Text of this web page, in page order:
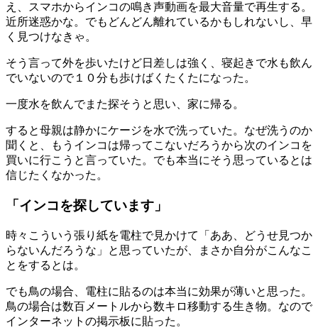
え、スマホからインコの鳴き声動画を最大音量で再生する。
近所迷惑かな。でもどんどん離れているかもしれないし、早
く見つけなきゃ。
そう言って外を歩いたけど日差しは強く、寝起きで水も飲ん
でいないので１０分も歩けばくたくたになった。
一度水を飲んでまた探そうと思い、家に帰る。
すると母親は静かにケージを水で洗っていた。なぜ洗うのか
聞くと、もうインコは帰ってこないだろうから次のインコを
買いに行こうと言っていた。でも本当にそう思っているとは
信じたくなかった。
「インコを探しています」
時々こういう張り紙を電柱で見かけて「ああ、どうせ見つか
らないんだろうな」と思っていたが、まさか自分がこんなこ
とをするとは。
でも鳥の場合、電柱に貼るのは本当に効果が薄いと思った。
鳥の場合は数百メートルから数キロ移動する生き物。なので
インターネットの掲示板に貼った。